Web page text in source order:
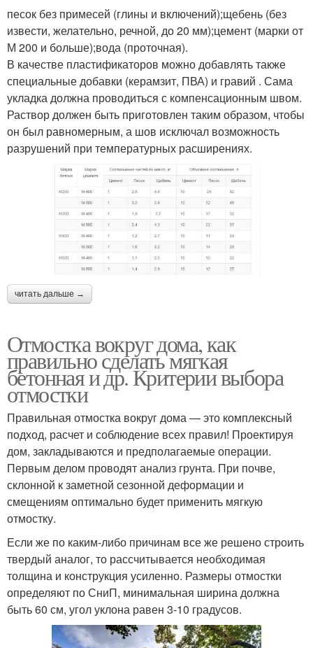
песок без примесей (глины и включений);щебень (без
извести, желательно, речной, до 20 мм);цемент (марки от
М 200 и больше);вода (проточная).
В качестве пластификаторов можно добавлять также
специальные добавки (керамзит, ПВА) и гравий . Сама
укладка должна проводиться с компенсационным швом.
Раствор должен быть приготовлен таким образом, чтобы
он был равномерным, а шов исключал возможность
разрушений при температурных расширениях.
читать дальше →
Отмостка вокруг дома, как
правильно сделать мягкая
бетонная и др. Критерии выбора
отмостки
Правильная отмостка вокруг дома — это комплексный
подход, расчет и соблюдение всех правил! Проектируя
дом, закладываются и предполагаемые операции.
Первым делом проводят анализ грунта. При почве,
склонной к заметной сезонной деформации и
смещениям оптимально будет применить мягкую
отмостку.
Если же по каким-либо причинам все же решено строить
твердый аналог, то рассчитывается необходимая
толщина и конструкция усиленно. Размеры отмостки
определяют по СниП, минимальная ширина должна
быть 60 см, угол уклона равен 3-10 градусов.